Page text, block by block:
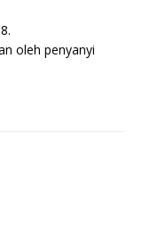
oleh penyanyi